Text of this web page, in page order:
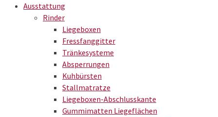
Ausstattung
Rinder
Liegeboxen
Fressfanggitter
Tränkesysteme
Absperrungen
Kuhbürsten
Stallmatratze
Liegeboxen-Abschlusskante
Gummimatten Liegeflächen